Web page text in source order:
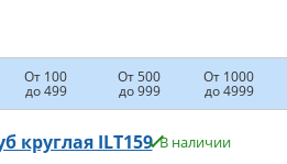
От 100
до 499
От 500
до 999
От 1000
до 4999
круглая ILT159 В наличии